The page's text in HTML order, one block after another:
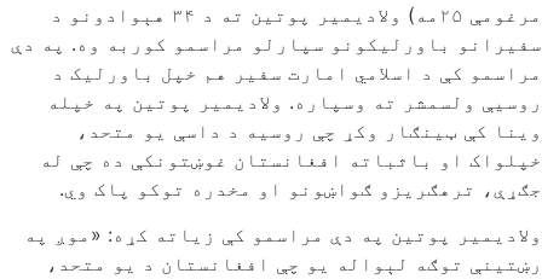
مرغومې ۲۵مه) ولادیمیر پوتین ته د ۳۴ هېوادونو د
سفیرانو باورلیکونو سپارلو مراسمو کوربه وه. په دې
مراسمو کې د اسلامي امارت سفیر هم خپل باورلیک د
روسیې ولسمشر ته وسپاره. ولادیمیر پوتین په خپله
وینا کې ټینګار وکړ چې روسیه د داسې یو متحد،
خپلواک او باثباته افغانستان غوښتونکې ده چې له
جګړې، ترهګریزو ګواښونو او مخدره توکو پاک وي.
ولادیمیر پوتین په دې مراسمو کې زیاته کړه: «موږ په
رښتینې توګه لېواله یو چې افغانستان د یو متحد،